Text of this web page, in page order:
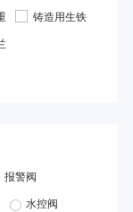
铸造用生铁
报警阀
水控阀